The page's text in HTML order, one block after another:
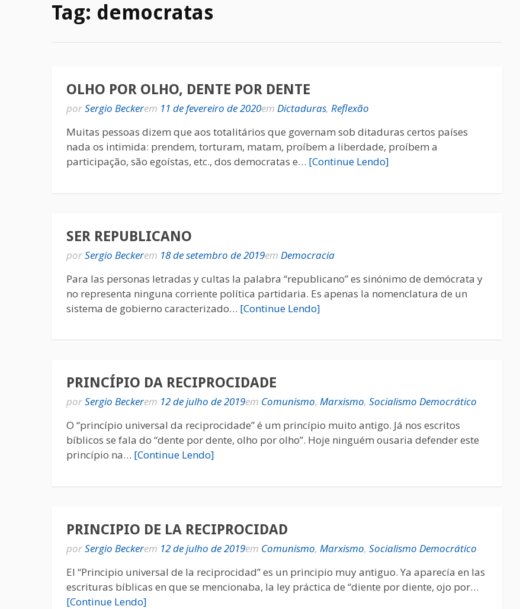
Tag: democratas
OLHO POR OLHO, DENTE POR DENTE
porSergio Beckerem 11 de fevereiro de 2020em Dictaduras, Reflexão
Muitas pessoas dizem que aos totalitários que governam sob ditaduras certos países
nada os intimida: prendem, torturam, matam, proíbem a liberdade, proíbem a
participação, são egoístas, etc., dos democratas e… [Continue Lendo]
SER REPUBLICANO
porSergio Beckerem 18 de setembro de 2019em Democracia
Para las personas letradas y cultas la palabra “republicano” es sinónimo de demócrata y
no representa ninguna corriente política partidaria. Es apenas la nomenclatura de un
sistema de gobierno caracterizado… [Continue Lendo]
PRINCÍPIO DA RECIPROCIDADE
porSergio Beckerem 12 de julho de 2019em Comunismo, Marxismo, Socialismo Democrático
O “princípio universal da reciprocidade” é um princípio muito antigo. Já nos escritos
bíblicos se fala do “dente por dente, olho por olho”. Hoje ninguém ousaria defender este
princípio na… [Continue Lendo]
PRINCIPIO DE LA RECIPROCIDAD
porSergio Beckerem 12 de julho de 2019em Comunismo, Marxismo, Socialismo Democrático
El “Principio universal de la reciprocidad” es un principio muy antiguo. Ya aparecía en las
escrituras bíblicas en que se mencionaba, la ley práctica de “diente por diente, ojo por…
[Continue Lendo]